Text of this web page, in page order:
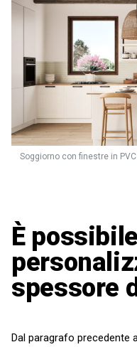
Soggiorno con finestre in
È possibile
spessore
Dal paragrafo precedente